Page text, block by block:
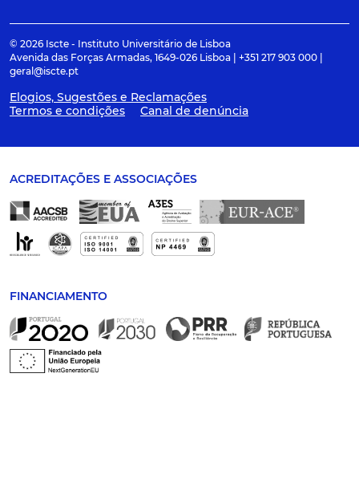
© 2026 Iscte - Instituto Universitário de Lisboa
Avenida das Forças Armadas, 1649-026 Lisboa | +351 217 903 000 |
geral@iscte.pt
Elogios, Sugestões e Reclamações
Termos e condições
Canal de denúncia
ACREDITAÇÕES E ASSOCIAÇÕES
FINANCIAMENTO